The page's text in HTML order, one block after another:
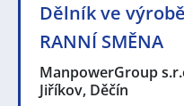
Dělník ve
RANNÍ SMĚNA
ManpowerGroup
Jiříkov, Děčín